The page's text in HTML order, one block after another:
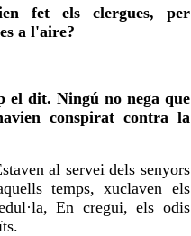
fet els clergues, per
a l'aire?
el dit. Ningú no nega que
conspirat contra la
al servei dels senyors
temps, xuclaven els
En cregui, els odis